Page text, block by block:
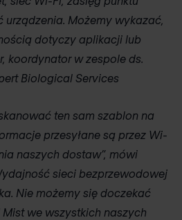
urządzenia. Możemy wykazać,
dotyczy aplikacji lub
koordynator w zespole ds.
Biological Services
ten sam szablon na
przesyłane są przez Wi-
naszych dostaw”, mówi
sieci bezprzewodowej
Nie możemy się doczekać
we wszystkich naszych